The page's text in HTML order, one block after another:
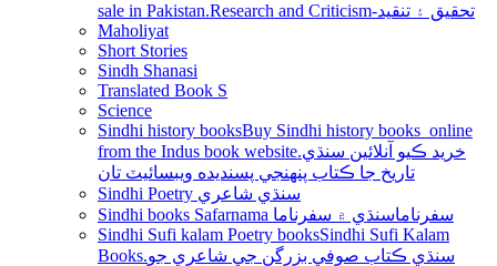
sale in Pakistan.Research and Criticism-تحقيق ۽ تنقيد
Maholiyat
Short Stories
Sindh Shanasi
Translated Book S
Science
Sindhi history booksBuy Sindhi history books online
from the Indus book website.خريد ڪيو آنلائين سنڌي
تاريخ جا ڪتاب پنھنجي پسنديده ويبسائيٽ تان
Sindhi Poetry سنڌي شاعري
Sindhi books Safarnama سفرناماسنڌي ۾ سفرناما
Sindhi Sufi kalam Poetry booksSindhi Sufi Kalam
Books.سنڌي ڪتاب صوفي بزرگن جي شاعري جو